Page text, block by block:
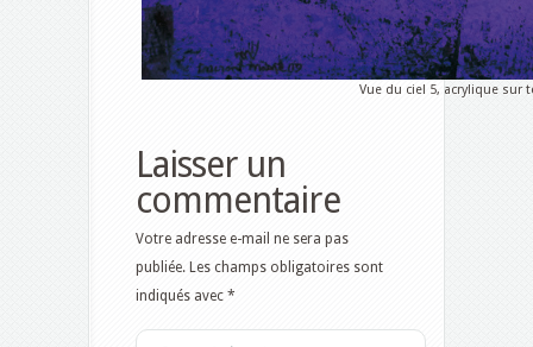
Vue du ciel 5, acrylique sur
Laisser un
commentaire
Votre adresse e-mail ne sera pas
publiée. Les champs obligatoires sont
indiqués avec *